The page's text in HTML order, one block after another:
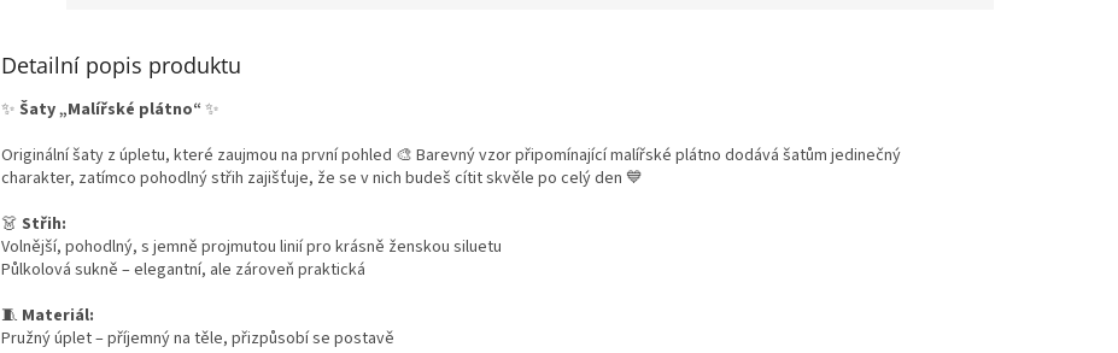
Detailní popis produktu
✨ Šaty „Malířské plátno“ ✨
Originální šaty z úpletu, které zaujmou na první pohled 🎨 Barevný vzor připomínající malířské plátno dodává šatům jedinečný
charakter, zatímco pohodlný střih zajišťuje, že se v nich budeš cítit skvěle po celý den 💙
👗 Střih:
Volnější, pohodlný, s jemně projmutou linií pro krásně ženskou siluetu
Půlkolová sukně – elegantní, ale zároveň praktická
🧵 Materiál:
Pružný úplet – příjemný na těle, přizpůsobí se postavě